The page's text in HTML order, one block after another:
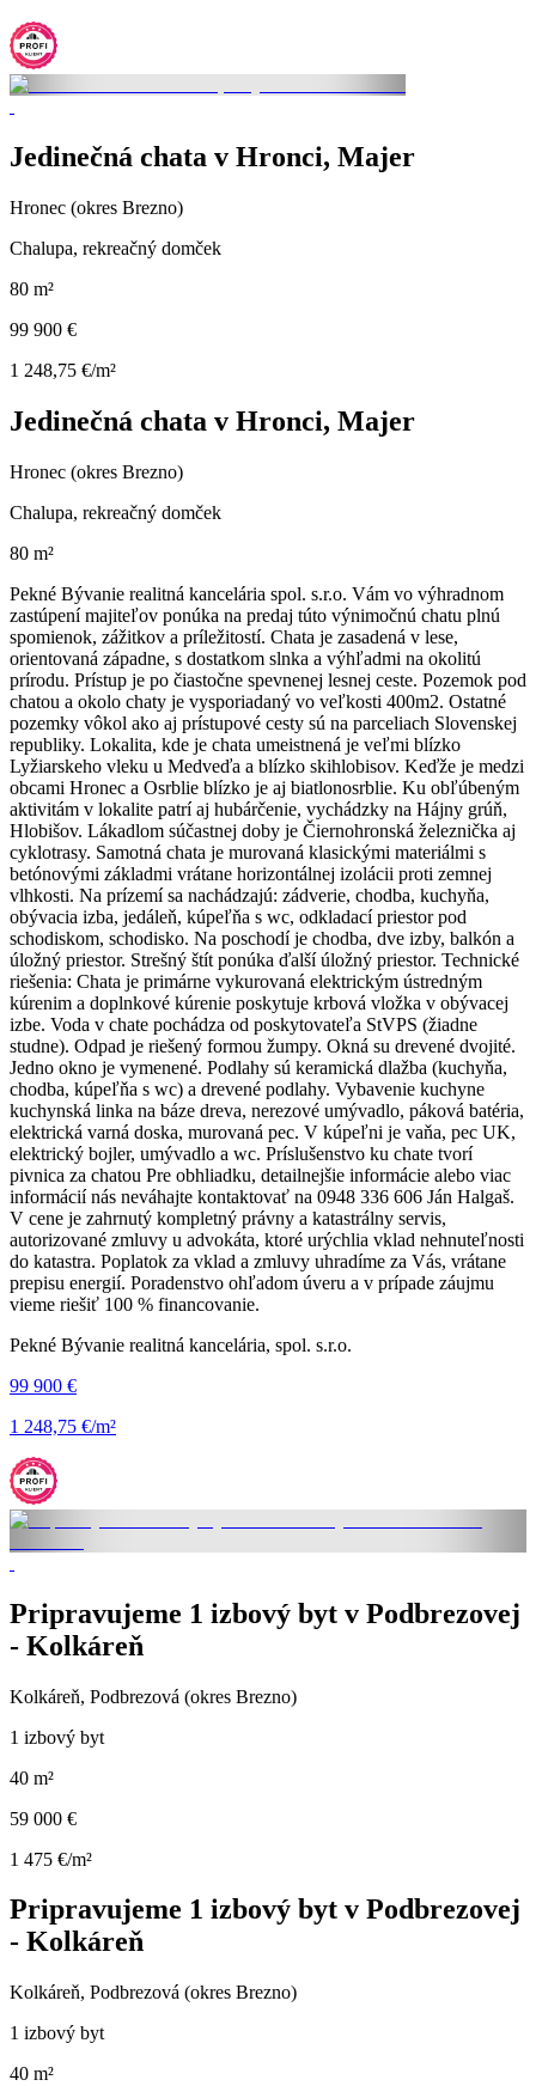
Jedinečná chata v Hronci, Majer
Hronec (okres Brezno)
Chalupa, rekreačný domček
80 m²
99 900 €
1 248,75 €/m²
Jedinečná chata v Hronci, Majer
Hronec (okres Brezno)
Chalupa, rekreačný domček
80 m²
Pekné Bývanie realitná kancelária spol. s.r.o. Vám vo výhradnom
zastúpení majiteľov ponúka na predaj túto výnimočnú chatu plnú
spomienok, zážitkov a príležitostí. Chata je zasadená v lese,
orientovaná západne, s dostatkom slnka a výhľadmi na okolitú
prírodu. Prístup je po čiastočne spevnenej lesnej ceste. Pozemok pod
chatou a okolo chaty je vysporiadaný vo veľkosti 400m2. Ostatné
pozemky vôkol ako aj prístupové cesty sú na parceliach Slovenskej
republiky. Lokalita, kde je chata umeistnená je veľmi blízko
Lyžiarskeho vleku u Medveďa a blízko skihlobisov. Keďže je medzi
obcami Hronec a Osrblie blízko je aj biatlonosrblie. Ku obľúbeným
aktivitám v lokalite patrí aj hubárčenie, vychádzky na Hájny grúň,
Hlobišov. Lákadlom súčastnej doby je Čiernohronská železnička aj
cyklotrasy. Samotná chata je murovaná klasickými materiálmi s
betónovými základmi vrátane horizontálnej izolácii proti zemnej
vlhkosti. Na prízemí sa nachádzajú: zádverie, chodba, kuchyňa,
obývacia izba, jedáleň, kúpeľňa s wc, odkladací priestor pod
schodiskom, schodisko. Na poschodí je chodba, dve izby, balkón a
úložný priestor. Strešný štít ponúka ďalší úložný priestor. Technické
riešenia: Chata je primárne vykurovaná elektrickým ústredným
kúrenim a doplnkové kúrenie poskytuje krbová vložka v obývacej
izbe. Voda v chate pochádza od poskytovateľa StVPS (žiadne
studne). Odpad je riešený formou žumpy. Okná su drevené dvojité.
Jedno okno je vymenené. Podlahy sú keramická dlažba (kuchyňa,
chodba, kúpeľňa s wc) a drevené podlahy. Vybavenie kuchyne
kuchynská linka na báze dreva, nerezové umývadlo, páková batéria,
elektrická varná doska, murovaná pec. V kúpeľni je vaňa, pec UK,
elektrický bojler, umývadlo a wc. Príslušenstvo ku chate tvorí
pivnica za chatou Pre obhliadku, detailnejšie informácie alebo viac
informácií nás neváhajte kontaktovať na 0948 336 606 Ján Halgaš.
V cene je zahrnutý kompletný právny a katastrálny servis,
autorizované zmluvy u advokáta, ktoré urýchlia vklad nehnuteľnosti
do katastra. Poplatok za vklad a zmluvy uhradíme za Vás, vrátane
prepisu energií. Poradenstvo ohľadom úveru a v prípade záujmu
vieme riešiť 100 % financovanie.
Pekné Bývanie realitná kancelária, spol. s.r.o.
99 900 €
1 248,75 €/m²
Pripravujeme 1 izbový byt v Podbrezovej
- Kolkáreň
Kolkáreň, Podbrezová (okres Brezno)
1 izbový byt
40 m²
59 000 €
1 475 €/m²
Pripravujeme 1 izbový byt v Podbrezovej
- Kolkáreň
Kolkáreň, Podbrezová (okres Brezno)
1 izbový byt
40 m²